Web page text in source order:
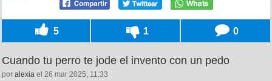
5 1 0
Cuando tu perro te jode el invento con un pedo
por alexia el 26 mar 2025, 11:33